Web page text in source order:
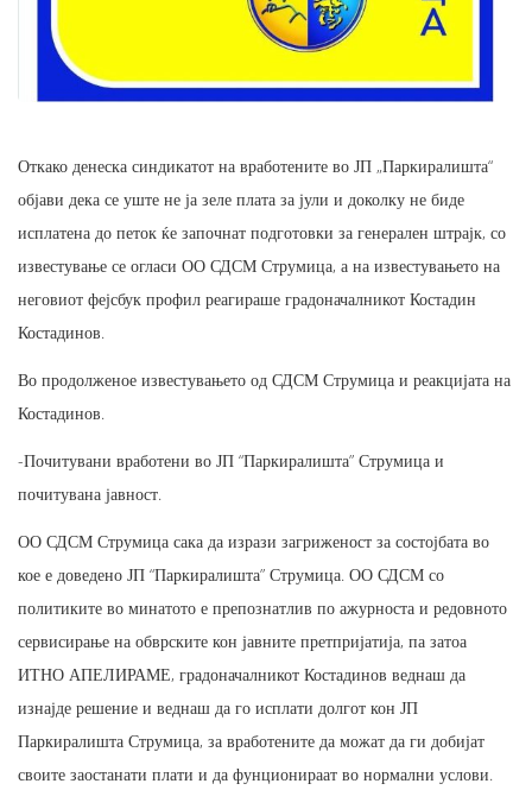
Откако денеска синдикатот на вработените во ЈП „Паркиралишта“
објави дека се уште не ја зеле плата за јули и доколку не биде
исплатена до петок ќе започнат подготовки за генерален штрајк, со
известување се огласи ОО СДСМ Струмица, а на известувањето на
неговиот фејсбук профил реагираше градоначалникот Костадин
Костадинов.
Во продолженое известувањето од СДСМ Струмица и реакцијата на
Костадинов.
-Почитувани вработени во ЈП “Паркиралишта” Струмица и
почитувана јавност.
ОО СДСМ Струмица сака да изрази загриженост за состојбата во
кое е доведено ЈП “Паркиралишта” Струмица. ОО СДСМ со
политиките во минатото е препознатлив по ажурноста и редовното
сервисирање на обврските кон јавните претпријатија, па затоа
ИТНО АПЕЛИРАМЕ, градоначалникот Костадинов веднаш да
изнајде решение и веднаш да го исплати долгот кон ЈП
Паркиралишта Струмица, за вработените да можат да ги добијат
своите заостанати плати и да фунционираат во нормални услови.